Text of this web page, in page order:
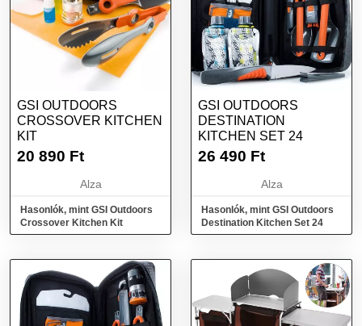
GSI OUTDOORS
CROSSOVER KITCHEN
KIT
20 890 Ft
Alza
Hasonlók, mint GSI Outdoors
Crossover Kitchen Kit
GSI OUTDOORS
DESTINATION
KITCHEN SET 24
26 490 Ft
Alza
Hasonlók, mint GSI Outdoors
Destination Kitchen Set 24